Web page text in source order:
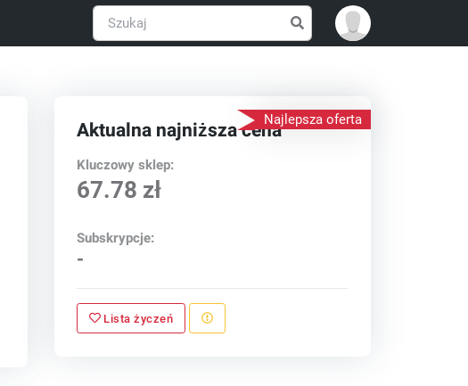
Najlepsza oferta
Aktualna najniższa cena
Kluczowy sklep:
67.78 zł
Subskrypcje:
-
Lista życzeń